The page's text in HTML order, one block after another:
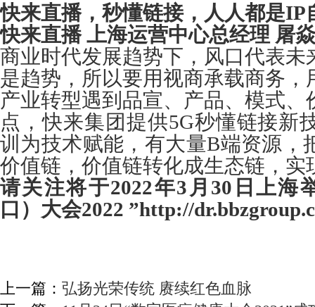
快来直播，秒懂链接，人人都是IP
快来直播 上海运营中心总经理 屠
商业时代发展趋势下，风口代表未
是趋势，所以要用视商承载商务
产业转型遇到品宣、产品、模式
点，快来集团提供5G秒懂链接新
训为技术赋能，有大量B端资源，
价值链，价值链转化成生态链，实
请关注将于2022年3月30日上海
口）大会2022 ”http://
上一篇： 弘扬光荣传统 赓续红色血脉